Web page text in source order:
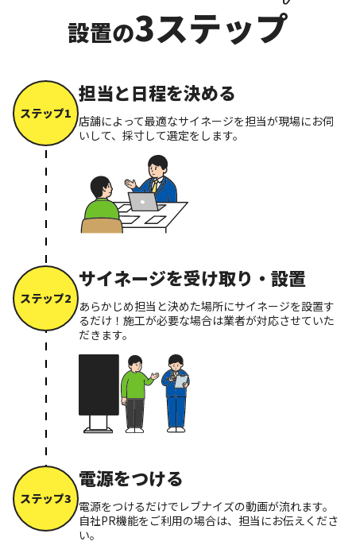
設置の3ステップ
ステップ1
担当と日程を決める
店舗によって最適なサイネージを担当が現場にお伺
いして、採寸して選定をします。
ステップ2
サイネージを受け取り・設置
あらかじめ担当と決めた場所にサイネージを設置す
るだけ！施工が必要な場合は業者が対応させていた
だきます。
ステップ3
電源をつける
電源をつけるだけでレブナイズの動画が流れます。
自社PR機能をご利用の場合は、担当にお伝えくださ
い。